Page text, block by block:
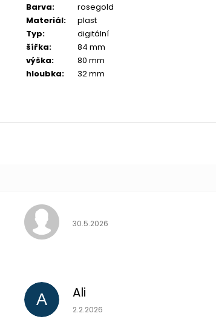
Barva:
rosegold
Materiál:
plast
Typ:
digitální
šířka:
84 mm
výška:
80 mm
hloubka: 32 mm
Hodnocení obchodu je 5 z 5
30.5.2026
A Ali
Hodnocení obchodu je 5 z 5
2.2.2026